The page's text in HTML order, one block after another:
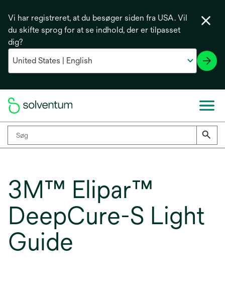
Vi har registreret, at du besøger siden fra USA. Vil
du skifte sprog for at se indhold, der er tilpasset
dig?
3M™ Elipar™
DeepCure-S Light
Guide